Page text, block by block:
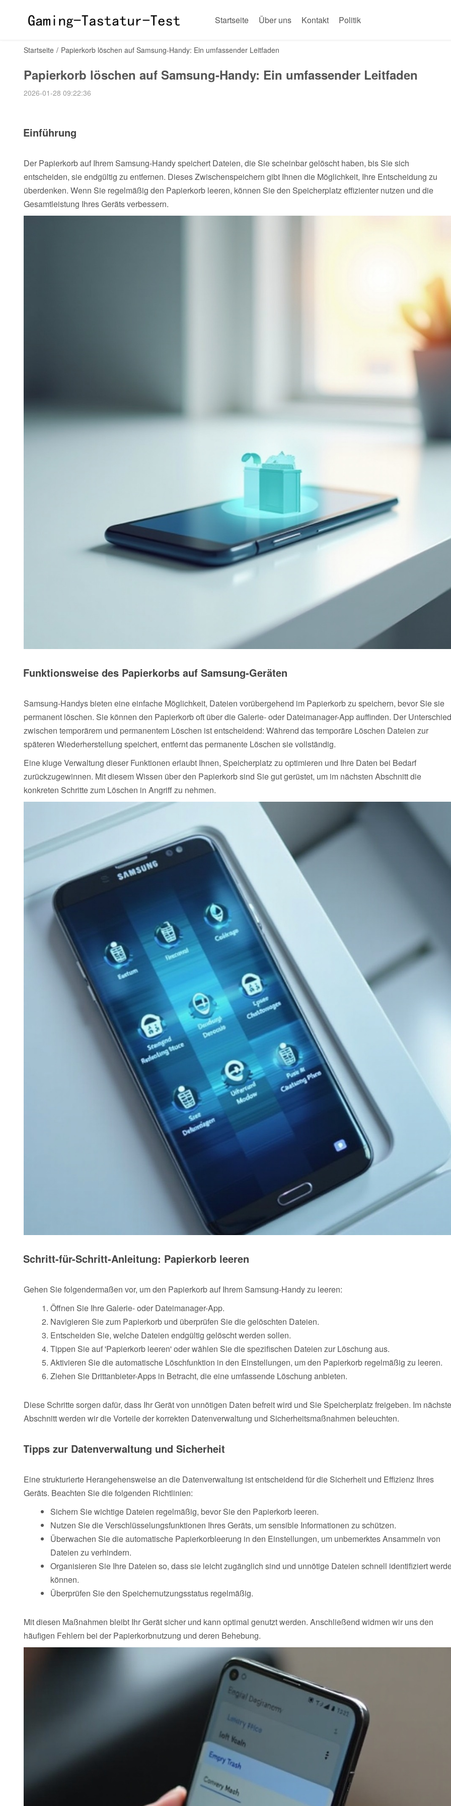
Startseite Über uns Kontakt Politik
Startseite / Papierkorb löschen auf Samsung-Handy: Ein umfassender Leitfaden
Papierkorb löschen auf Samsung-Handy: Ein umfassender Leitfaden
2026-01-28 09:22:36
Einführung
Der Papierkorb auf Ihrem Samsung-Handy speichert Dateien, die Sie scheinbar gelöscht haben, bis Sie sich
entscheiden, sie endgültig zu entfernen. Dieses Zwischenspeichern gibt Ihnen die Möglichkeit, Ihre Entscheidung zu
überdenken. Wenn Sie regelmäßig den Papierkorb leeren, können Sie den Speicherplatz effizienter nutzen und die
Gesamtleistung Ihres Geräts verbessern.
Funktionsweise des Papierkorbs auf Samsung-Geräten
Samsung-Handys bieten eine einfache Möglichkeit, Dateien vorübergehend im Papierkorb zu speichern, bevor Sie sie
permanent löschen. Sie können den Papierkorb oft über die Galerie- oder Dateimanager-App auffinden. Der Unterschied
zwischen temporärem und permanentem Löschen ist entscheidend: Während das temporäre Löschen Dateien zur
späteren Wiederherstellung speichert, entfernt das permanente Löschen sie vollständig.
Eine kluge Verwaltung dieser Funktionen erlaubt Ihnen, Speicherplatz zu optimieren und Ihre Daten bei Bedarf
zurückzugewinnen. Mit diesem Wissen über den Papierkorb sind Sie gut gerüstet, um im nächsten Abschnitt die
konkreten Schritte zum Löschen in Angriff zu nehmen.
Schritt-für-Schritt-Anleitung: Papierkorb leeren
Gehen Sie folgendermaßen vor, um den Papierkorb auf Ihrem Samsung-Handy zu leeren:
Öffnen Sie Ihre Galerie- oder Dateimanager-App.
Navigieren Sie zum Papierkorb und überprüfen Sie die gelöschten Dateien.
Entscheiden Sie, welche Dateien endgültig gelöscht werden sollen.
Tippen Sie auf 'Papierkorb leeren' oder wählen Sie die spezifischen Dateien zur Löschung aus.
Aktivieren Sie die automatische Löschfunktion in den Einstellungen, um den Papierkorb regelmäßig zu leeren.
Ziehen Sie Drittanbieter-Apps in Betracht, die eine umfassende Löschung anbieten.
Diese Schritte sorgen dafür, dass Ihr Gerät von unnötigen Daten befreit wird und Sie Speicherplatz freigeben. Im
Abschnitt werden wir die Vorteile der korrekten Datenverwaltung und Sicherheitsmaßnahmen beleuchten.
Tipps zur Datenverwaltung und Sicherheit
Eine strukturierte Herangehensweise an die Datenverwaltung ist entscheidend für die Sicherheit und Effizienz Ihres
Geräts. Beachten Sie die folgenden Richtlinien:
Sichern Sie wichtige Dateien regelmäßig, bevor Sie den Papierkorb leeren.
Nutzen Sie die Verschlüsselungsfunktionen Ihres Geräts, um sensible Informationen zu schützen.
Überwachen Sie die automatische Papierkorbleerung in den Einstellungen, um unbemerktes Ansammeln von
Dateien zu verhindern.
Organisieren Sie Ihre Dateien so, dass sie leicht zugänglich sind und unnötige Dateien schnell identifiziert
können.
Überprüfen Sie den Speichernutzungsstatus regelmäßig.
Mit diesen Maßnahmen bleibt Ihr Gerät sicher und kann optimal genutzt werden. Anschließend widmen wir uns den
häufigen Fehlern bei der Papierkorbnutzung und deren Behebung.